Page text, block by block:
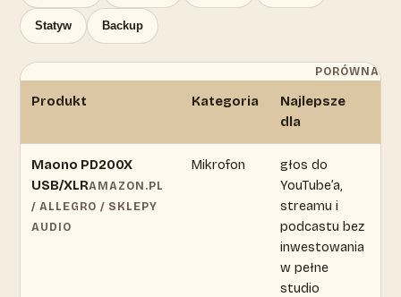
Statyw Backup
Produkt Kategoria
Najlepsze
dla
Maono PD200X
USB/XLRAMAZON.PL
/ ALLEGRO / SKLEPY
AUDIO
Mikrofon
głos do
YouTube’a,
streamu i
podcastu bez
inwestowania
w pełne
studio